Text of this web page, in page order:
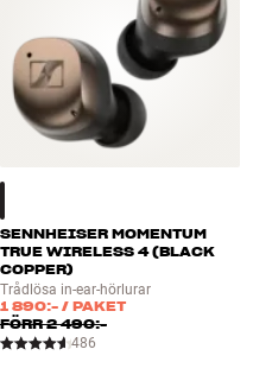
SENNHEISER MOMENTUM
TRUE WIRELESS 4 (BLACK
COPPER)
Trådlösa in-ear-hörlurar
1 890:- / PAKET
FÖRR2 490:-
486